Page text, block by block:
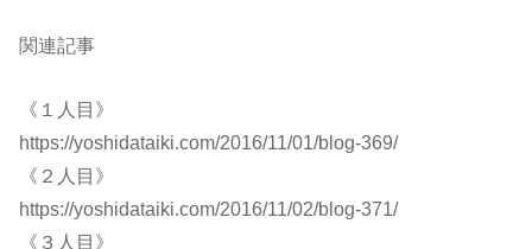
関連記事
《１人目》
https://yoshidataiki.com/2016/11/01/blog-369/
《２人目》
https://yoshidataiki.com/2016/11/02/blog-371/
《３人目》